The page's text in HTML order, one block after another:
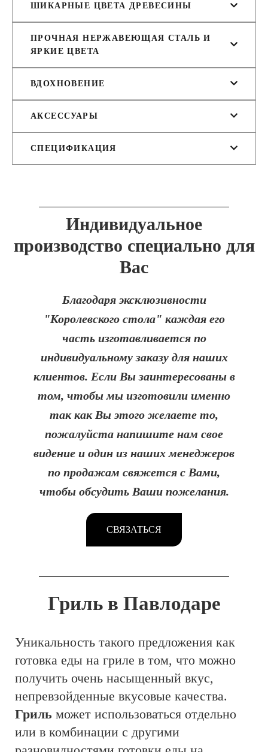
ШИКАРНЫЕ ЦВЕТА ДРЕВЕСИНЫ
ПРОЧНАЯ НЕРЖАВЕЮЩАЯ СТАЛЬ И
ЯРКИЕ ЦВЕТА
ВДОХНОВЕНИЕ
АКСЕССУАРЫ
СПЕЦИФИКАЦИЯ
Индивидуальное
производство специально для
Вас
Благодаря эксклюзивности
"Королевского стола" каждая его
часть изготавливается по
индивидуальному заказу для наших
клиентов. Если Вы заинтересованы в
том, чтобы мы изготовили именно
так как Вы этого желаете то,
пожалуйста напишите нам свое
видение и один из наших менеджеров
по продажам свяжется с Вами,
чтобы обсудить Ваши пожелания.
СВЯЗАТЬСЯ
Гриль в Павлодаре
Уникальность такого предложения как
готовка еды на гриле в том, что можно
получить очень насыщенный вкус,
непревзойденные вкусовые качества.
Гриль может использоваться отдельно
или в комбинации с другими